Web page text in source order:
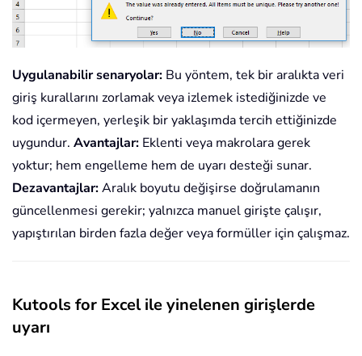
Uygulanabilir senaryolar: Bu yöntem, tek bir aralıkta veri
giriş kurallarını zorlamak veya izlemek istediğinizde ve
kod içermeyen, yerleşik bir yaklaşımda tercih ettiğinizde
uygundur. Avantajlar: Eklenti veya makrolara gerek
yoktur; hem engelleme hem de uyarı desteği sunar.
Dezavantajlar:Aralık boyutu değişirse doğrulamanın
güncellenmesi gerekir; yalnızca manuel girişte çalışır,
yapıştırılan birden fazla değer veya formüller için çalışmaz.
Kutools for Excel ile yinelenen girişlerde
uyarı